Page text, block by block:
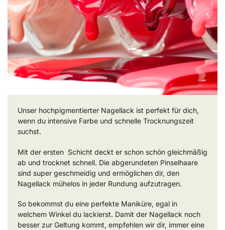
Unser hochpigmentierter Nagellack ist perfekt für dich,
wenn du intensive Farbe und schnelle Trocknungszeit
suchst.
Mit der ersten Schicht deckt er schon schön gleichmäßig
ab und trocknet schnell. Die abgerundeten Pinselhaare
sind super geschmeidig und ermöglichen dir, den
Nagellack mühelos in jeder Rundung aufzutragen.
So bekommst du eine perfekte Maniküre, egal in
welchem Winkel du lackierst. Damit der Nagellack noch
besser zur Geltung kommt, empfehlen wir dir, immer eine